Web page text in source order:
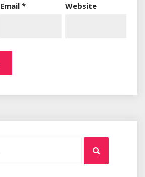
Email* Website
Search